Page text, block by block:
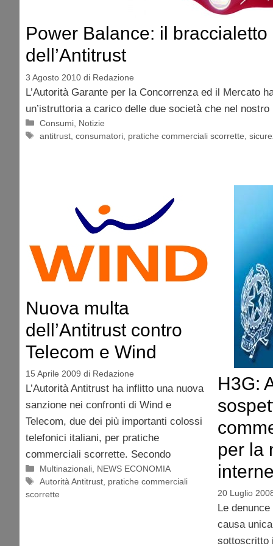
Power Balance: il
dell’Antitrust
3 Agosto 2010 di Redazione
L’Autorità Garante per la Concorrenza ed il Mercato
un’istruttoria a carico delle due società che nel
Categorie
Consumi Notizie
Tag
antitrust ,consumatori pratiche commerciali scorrette ,
Nuova multa
dell’Antitrust contro
Telecom e Wind
15 Aprile 2009 di Redazione
L’Autorità Antitrust ha inflitto una nuova
sanzione nei confronti di Wind e
Telecom, due dei più importanti colossi
telefonici italiani, per pratiche
commerciali scorrette. Secondo
Categorie
Multinazionali NEWS ECONOMIA
Tag
Autorità Antitrust pratiche commerciali
scorrette
H3G:
per la
20 Luglio
Le
causa
sottoscritto